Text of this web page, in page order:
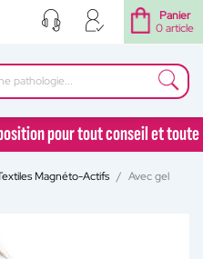
Panier
0 article
pour tout conseil et toute
77 92 30 90
pour tout conseil et toute
92 30 90
Magnéto-Actifs
Avec gel